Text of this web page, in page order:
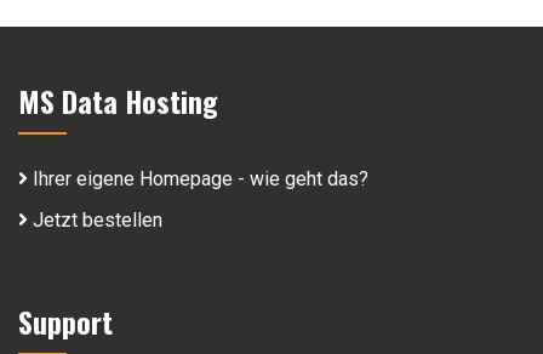
MS Data Hosting
Ihrer eigene Homepage - wie geht das?
Jetzt bestellen
Support